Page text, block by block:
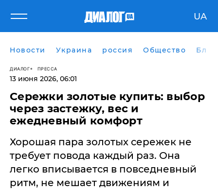
UA
Новости Украина россия Общество
ДИАЛОГ ПРЕССА
13 июня 2026, 06:01
Сережки золотые купить: выбор
через застежку, вес и
ежедневный комфорт
Хорошая пара золотых сережек не
требует повода каждый раз. Она
легко вписывается в повседневный
ритм, не мешает движениям и